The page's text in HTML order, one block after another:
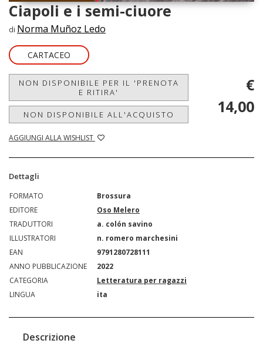
Ciapoli e i semi-ciuore
di Norma Muñoz Ledo
CARTACEO
NON DISPONIBILE PER IL 'PRENOTA
E RITIRA'
NON DISPONIBILE ALL'ACQUISTO
AGGIUNGI ALLA WISHLIST
€
14,00
Dettagli
FORMATO
Brossura
EDITORE
Oso Melero
TRADUTTORI
a. colón savino
ILLUSTRATORI
n. romero marchesini
EAN
9791280728111
ANNO PUBBLICAZIONE
2022
CATEGORIA
Letteratura per ragazzi
LINGUA
ita
Descrizione